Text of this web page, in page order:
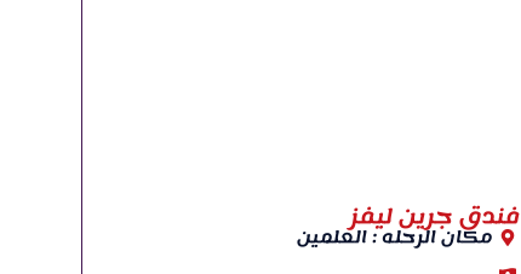
فندق جرين ليفز
مكان الرحله : العلمين